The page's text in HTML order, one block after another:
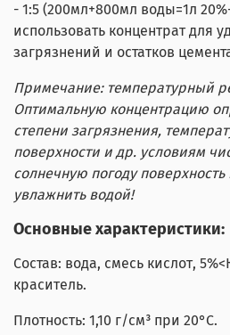
- 1:5 (200мл+800мл воды=1л
использовать концентрат для
загрязнений и остатков
Примечание: температурный
Оптимальную концентрацию
степени загрязнения,
поверхности и др. условиям
солнечную погоду
увлажнить водой!
Основные характеристики:
Состав: вода, смесь кислот,
краситель.
Плотность: 1,10 г/см³ при 20°С.